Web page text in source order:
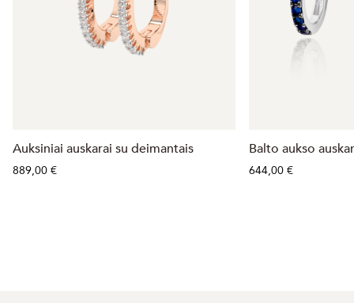
Auksiniai auskarai su deimantais
889,00 €
Balto aukso
644,00 €